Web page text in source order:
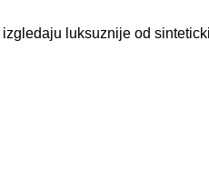
luksuznije od